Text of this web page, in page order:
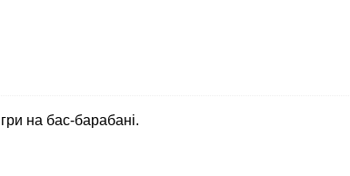
на бас-барабані.